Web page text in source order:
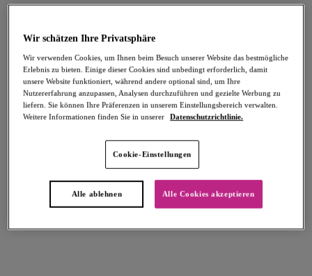
gelangen, Online-Bestellungen zu verfolgen und vieles mehr.
Benutzername
Passwort
Passwort vergessen?
Zahlungsarten
Wir schätzen Ihre Privatsphäre
Wir verwenden Cookies, um Ihnen beim Besuch unserer Website das bestmögliche
Erlebnis zu bieten. Einige dieser Cookies sind unbedingt erforderlich, damit
unsere Website funktioniert, während andere optional sind, um Ihre
Nutzererfahrung anzupassen, Analysen durchzuführen und gezielte Werbung zu
liefern. Sie können Ihre Präferenzen in unserem Einstellungsbereich verwalten.
Weitere Informationen finden Sie in unserer
Datenschutzrichtlinie.
Cookie-Einstellungen
Alle ablehnen Alle Cookies akzeptieren